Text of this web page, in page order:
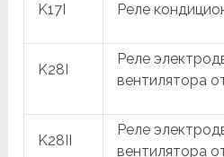
K17I Реле
K28I
Реле
вентилятора
K28II
Реле
вентилятора